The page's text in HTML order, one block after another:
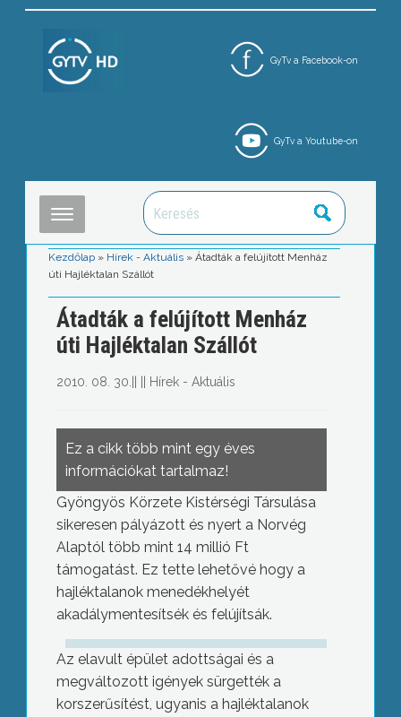
GyTv a Facebook-on
GyTv a Youtube-on
Kezdőlap » Hírek - Aktuális »Átadták a felújított Menház
úti Hajléktalan Szállót
Átadták a felújított Menház
úti Hajléktalan Szállót
2010. 08. 30. Hírek - Aktuális
Ez a cikk több mint egy éves
információkat tartalmaz!
Gyöngyös Körzete Kistérségi Társulása
sikeresen pályázott és nyert a Norvég
Alaptól több mint 14 millió Ft
támogatást. Ez tette lehetővé hogy a
hajléktalanok menedékhelyét
akadálymentesítsék és felújítsák.
Az elavult épület adottságai és a
megváltozott igények sürgették a
korszerűsítést, ugyanis a hajléktalanok